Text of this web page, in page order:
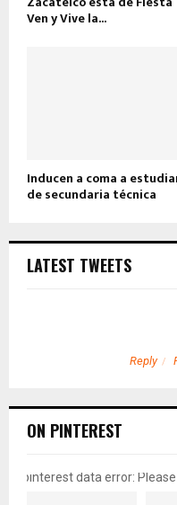
Ven y Vive la...
Inducen a coma a
de secundaria técnica
LATEST TWEETS
Reply
ON PINTEREST
pinterest data error: